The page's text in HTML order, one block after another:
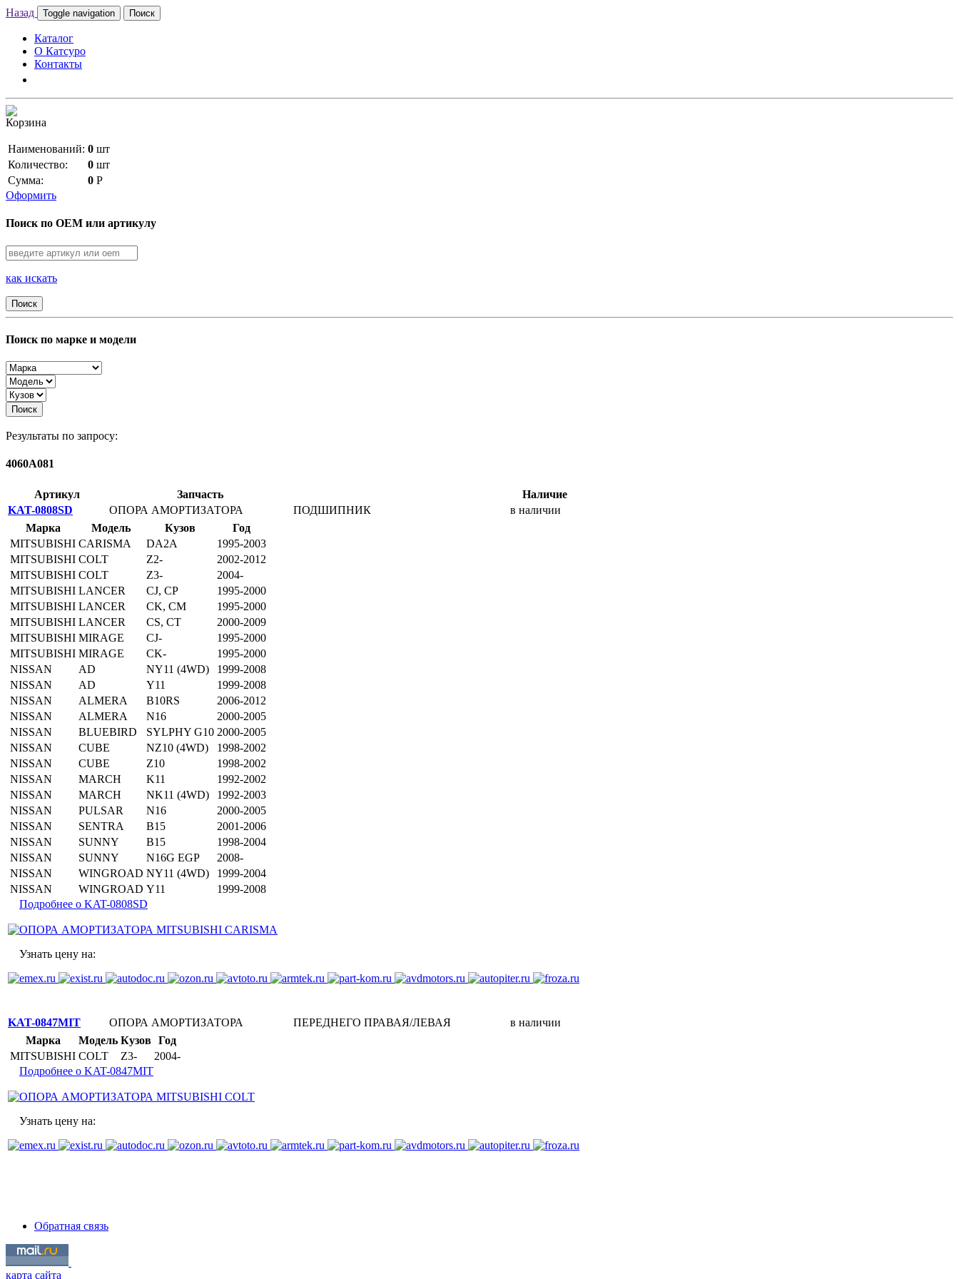
Назад Toggle navigation Поиск
Каталог
О Катсуро
Контакты
Корзина
Наименований: 0 шт
Количество:
0 шт
Сумма:
0 Р
Оформить
Поиск по OEM или артикулу
как искать
Поиск
Поиск по марке и модели
Поиск
Результаты по запросу:
4060A081
Артикул Запчасть
Наличие
KAT-0808SD
ОПОРА АМОРТИЗАТОРА ПОДШИПНИК
в наличии
Марка
Модель Кузов
Год
MITSUBISHI CARISMA DA2A
1995-2003
MITSUBISHI COLT Z2-
2002-2012
MITSUBISHI COLT Z3-
2004-
MITSUBISHI LANCER CJ, CP
1995-2000
MITSUBISHI LANCER CK, CM
1995-2000
MITSUBISHI LANCER CS, CT
2000-2009
MITSUBISHI MIRAGE CJ-
1995-2000
MITSUBISHI MIRAGE CK-
1995-2000
NISSAN
AD NY11 (4WD)
1999-2008
NISSAN
AD Y11
1999-2008
NISSAN
ALMERA B10RS
2006-2012
NISSAN
ALMERA N16
2000-2005
NISSAN
BLUEBIRD SYLPHY G10 2000-2005
NISSAN
CUBE NZ10 (4WD)
1998-2002
NISSAN
CUBE Z10
1998-2002
NISSAN
MARCH K11
1992-2002
NISSAN
MARCH NK11 (4WD)
1992-2003
NISSAN
PULSAR N16
2000-2005
NISSAN
SENTRA B15
2001-2006
NISSAN
SUNNY B15
1998-2004
NISSAN
SUNNY N16G EGP
2008-
NISSAN
WINGROAD NY11 (4WD)
1999-2004
NISSAN
WINGROAD Y11
1999-2008
Подробнее о KAT-0808SD
Узнать цену на:
KAT-0847MIT ОПОРА АМОРТИЗАТОРА ПЕРЕДНЕГО ПРАВАЯ/ЛЕВАЯ
в наличии
Марка
Модель Кузов Год
MITSUBISHI COLT Z3-
2004-
Подробнее о KAT-0847MIT
Узнать цену на:
Обратная связь
карта сайта